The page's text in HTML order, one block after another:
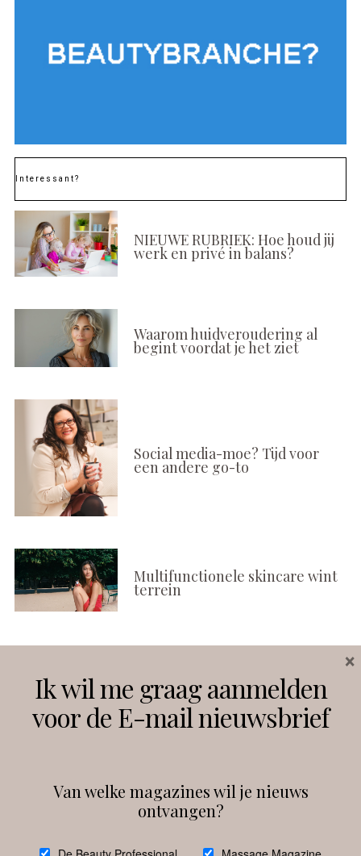
Interessant?
NIEUWE RUBRIEK: Hoe houd jij
werk en privé in balans?
Waarom huidveroudering al
begint voordat je het ziet
Social media-moe? Tijd voor
een andere go-to
Multifunctionele skincare wint
terrein
Instagram Facebook
debeautyprofessional
Ik wil me graag aanmelden
voor de E-mail nieuwsbrief
Van welke magazines wil je nieuws
ontvangen?
×